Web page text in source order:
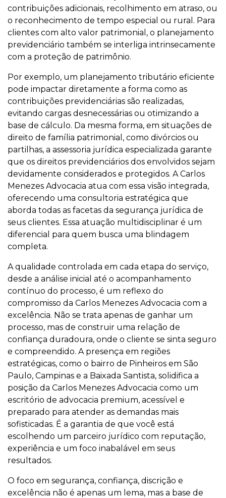
contribuições adicionais, recolhimento em atraso, ou
o reconhecimento de tempo especial ou rural. Para
clientes com alto valor patrimonial, o planejamento
previdenciário também se interliga intrinsecamente
com a proteção de patrimônio.
Por exemplo, um planejamento tributário eficiente
pode impactar diretamente a forma como as
contribuições previdenciárias são realizadas,
evitando cargas desnecessárias ou otimizando a
base de cálculo. Da mesma forma, em situações de
direito de família patrimonial, como divórcios ou
partilhas, a assessoria jurídica especializada garante
que os direitos previdenciários dos envolvidos sejam
devidamente considerados e protegidos. A Carlos
Menezes Advocacia atua com essa visão integrada,
oferecendo uma consultoria estratégica que
aborda todas as facetas da segurança jurídica de
seus clientes. Essa atuação multidisciplinar é um
diferencial para quem busca uma blindagem
completa.
A qualidade controlada em cada etapa do serviço,
desde a análise inicial até o acompanhamento
contínuo do processo, é um reflexo do
compromisso da Carlos Menezes Advocacia com a
excelência. Não se trata apenas de ganhar um
processo, mas de construir uma relação de
confiança duradoura, onde o cliente se sinta seguro
e compreendido. A presença em regiões
estratégicas, como o bairro de Pinheiros em São
Paulo, Campinas e a Baixada Santista, solidifica a
posição da Carlos Menezes Advocacia como um
escritório de advocacia premium, acessível e
preparado para atender as demandas mais
sofisticadas. É a garantia de que você está
escolhendo um parceiro jurídico com reputação,
experiência e um foco inabalável em seus
resultados.
O foco em segurança, confiança, discrição e
excelência não é apenas um lema, mas a base de